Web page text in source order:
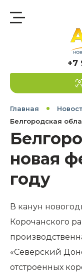
+7
Главная
Белгородская
новая
году
В канун
Корочанского
«Северский
отстроенных